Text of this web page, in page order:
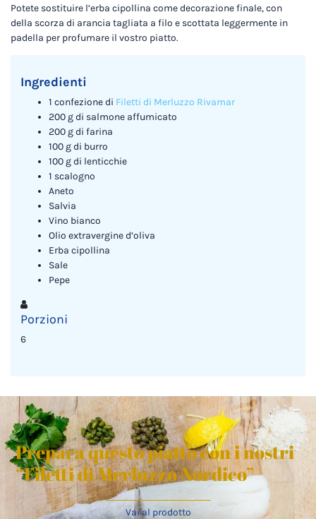
Potete sostituire l’erba cipollina come decorazione finale, con
della scorza di arancia tagliata a filo e scottata leggermente in
padella per profumare il vostro piatto.
Ingredienti
1 confezione di Filetti di Merluzzo Rivamar
200 g di salmone affumicato
200 g di farina
100 g di burro
100 g di lenticchie
1 scalogno
Aneto
Salvia
Vino bianco
Olio extravergine d’oliva
Erba cipollina
Sale
Pepe
Porzioni
6
Prepara questo piatto con i nostri
“Filetti di Merluzzo Nordico”
Vai al prodotto